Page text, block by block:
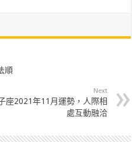
順
Next
座2021年11月運勢，人際相
處互動融洽